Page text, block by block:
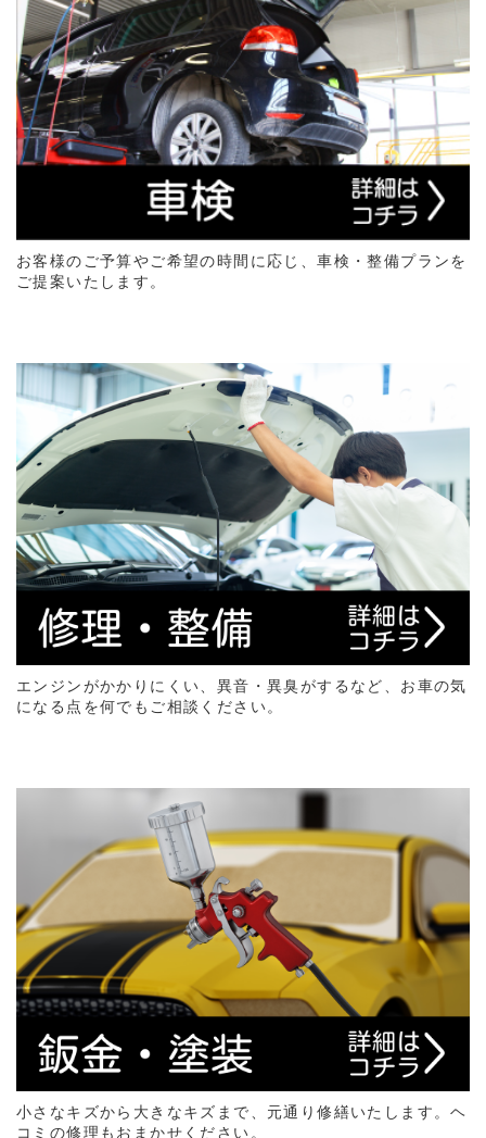
お客様のご予算やご希望の時間に応じ、車検・整備プランを
ご提案いたします。
エンジンがかかりにくい、異音・異臭がするなど、お車の気
になる点を何でもご相談ください。
小さなキズから大きなキズまで、元通り修繕いたします。ヘ
コミの修理もおまかせください。